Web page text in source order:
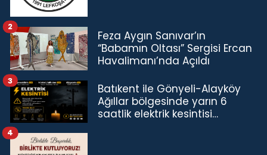
Feza Aygın Sanıvar’ın
“Babamın Oltası” Sergisi Ercan
Havalimanı’nda Açıldı
2
Batıkent ile Gönyeli-Alayköy
Ağıllar bölgesinde yarın 6
saatlik elektrik kesintisi…
3
4